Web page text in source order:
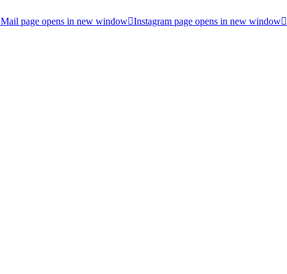
Mail page opens in new window Instagram page opens in new window